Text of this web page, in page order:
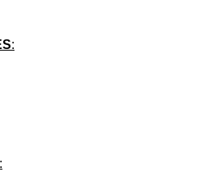
:
: